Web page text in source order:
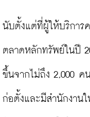
นับตั้งแต่ที่ผู้ให้บริการ
ตลาดหลักทรัพย์ในปี
ขึ้นจากไม่ถึง 2,000 ค
ก่อตั้งและมีสำนักงาน